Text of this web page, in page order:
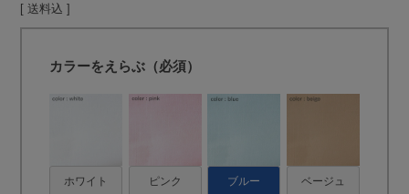
送料込
カラーをえらぶ（必須）
ホワイト ピンク ブルー ベージュ